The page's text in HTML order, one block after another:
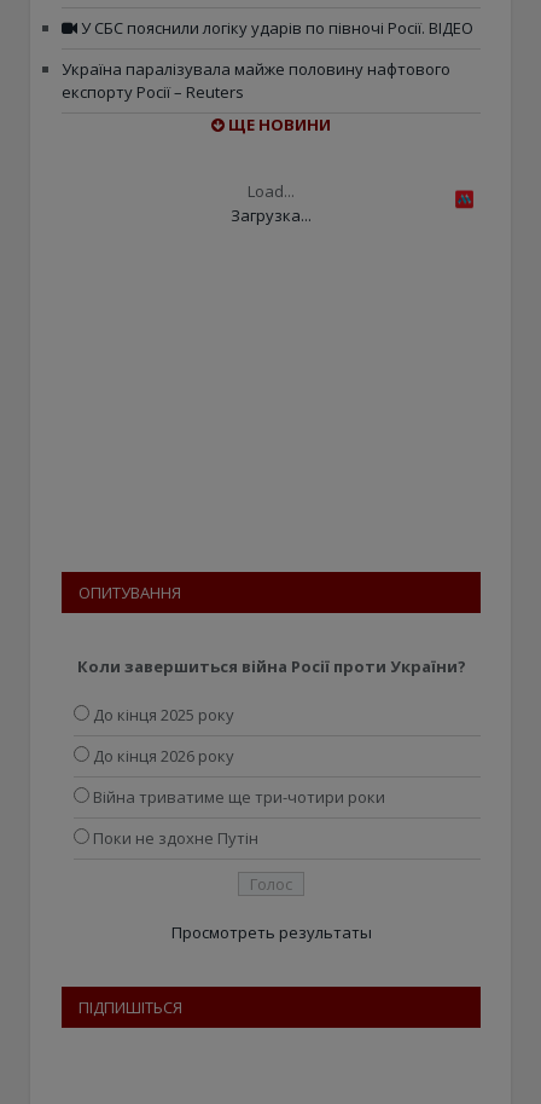
У СБС пояснили логіку ударів по півночі Росії. ВІДЕО
Україна паралізувала майже половину нафтового
експорту Росії – Reuters
ЩЕ НОВИНИ
Load...
Загрузка...
ОПИТУВАННЯ
Коли завершиться війна Росії проти України?
До кінця 2025 року
До кінця 2026 року
Війна триватиме ще три-чотири роки
Поки не здохне Путін
Просмотреть результаты
ПІДПИШІТЬСЯ